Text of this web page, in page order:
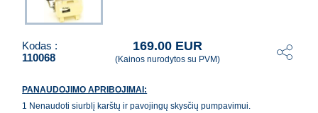
Kodas :
110068
169.00 EUR
(Kainos nurodytos su PVM)
PANAUDOJIMO APRIBOJIMAI:
1 Nenaudoti siurblį karštų ir pavojingų skysčių pumpavimui.